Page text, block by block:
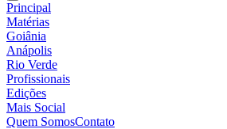
Principal
Matérias
Goiânia
Anápolis
Rio Verde
Profissionais
Edições
Mais Social
Quem SomosContato